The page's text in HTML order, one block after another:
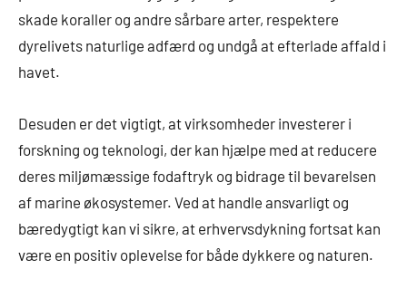
skade koraller og andre sårbare arter, respektere
dyrelivets naturlige adfærd og undgå at efterlade affald i
havet.
Desuden er det vigtigt, at virksomheder investerer i
forskning og teknologi, der kan hjælpe med at reducere
deres miljømæssige fodaftryk og bidrage til bevarelsen
af marine økosystemer. Ved at handle ansvarligt og
bæredygtigt kan vi sikre, at erhvervsdykning fortsat kan
være en positiv oplevelse for både dykkere og naturen.